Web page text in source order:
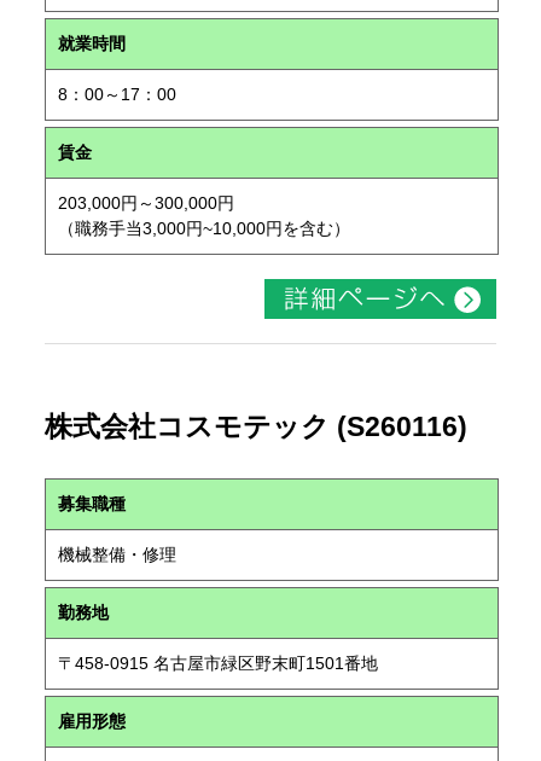
就業時間
8：00～17：00
賃金
203,000円～300,000円
（職務手当3,000円~10,000円を含む）
株式会社コスモテック (S260116)
募集職種
機械整備・修理
勤務地
〒458-0915 名古屋市緑区野末町1501番地
雇用形態